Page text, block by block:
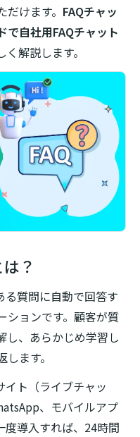
けます。 FAQチャッ
で自社用FAQチャット
く解説します。
？
る質問に自動で回答す
ションです。顧客が質
し、あらかじめ学習し
ます。
イト（ライブチャッ
、モバイルアプ
度導入すれば、24時間